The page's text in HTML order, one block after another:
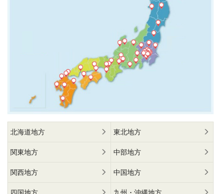
北海道地方 東北地方
関東地方 中部地方
関西地方 中国地方